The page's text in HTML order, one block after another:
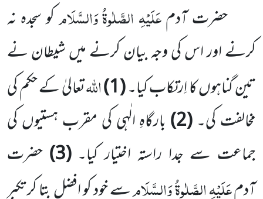
حضرت آدمعَلَیْہِ الصَّلٰوۃُ وَالسَّلَامکو سجدہ نہ
کرنے اور اس کی وجہ بیان کرنے میں شیطان نے
تین گناہوں کا اِرتکاب کیا۔(1) اللّٰہتعالیٰ کے حکم کی
مخالفت کی۔(2)
بارگاہِ الٰہی کی مقرب ہستیوں کی
جماعت سے جدا راستہ اختیار کیا۔(3)
حضرت
آدمعَلَیْہِ الصَّلٰوۃُ وَالسَّلَامسے خود کو افضل بتا کر تکبر